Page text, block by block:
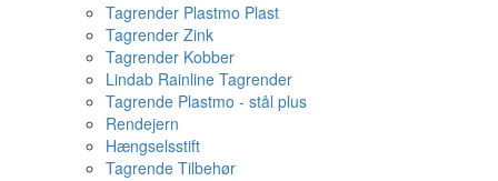
Tagrender Plastmo Plast
Tagrender Zink
Tagrender Kobber
Lindab Rainline Tagrender
Tagrende Plastmo - stål plus
Rendejern
Hængselsstift
Tagrende Tilbehør